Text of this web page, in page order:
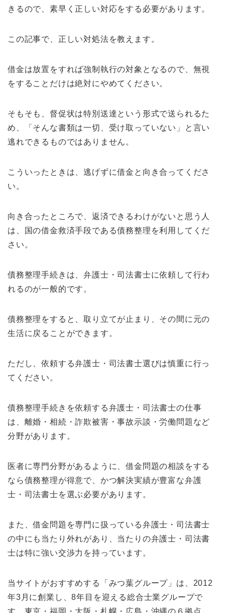
きるので、素早く正しい対応をする必要があります。
この記事で、正しい対処法を教えます。
借金は放置をすれば強制執行の対象となるので、無視
をすることだけは絶対にやめてください。
そもそも、督促状は特別送達という形式で送られるた
め、「そんな書類は一切、受け取っていない」と言い
逃れできるものではありません。
こういったときは、逃げずに借金と向き合ってくださ
い。
向き合ったところで、返済できるわけがないと思う人
は、国の借金救済手段である債務整理を利用してくだ
さい。
債務整理手続きは、弁護士・司法書士に依頼して行わ
れるのが一般的です。
債務整理をすると、取り立てが止まり、その間に元の
生活に戻ることができます。
ただし、依頼する弁護士・司法書士選びは慎重に行っ
てください。
債務整理手続きを依頼する弁護士・司法書士の仕事
は、離婚・相続・詐欺被害・事故示談・労働問題など
分野があります。
医者に専門分野があるように、借金問題の相談をする
なら債務整理が得意で、かつ解決実績が豊富な弁護
士・司法書士を選ぶ必要があります。
また、借金問題を専門に扱っている弁護士・司法書士
の中にも当たり外れがあり、当たりの弁護士・司法書
士は特に強い交渉力を持っています。
当サイトがおすすめする「みつ葉グループ」は、2012
年3月に創業し、8年目を迎える総合士業グループで
す。東京・福岡・大阪・札幌・広島・沖縄の６拠点